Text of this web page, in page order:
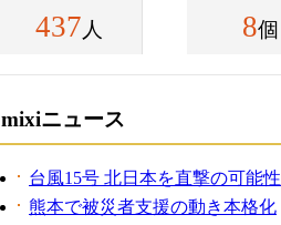
437 人 8個
mixiニュース
台風15号 北日本を直撃の可能性
熊本で被災者支援の動き本格化